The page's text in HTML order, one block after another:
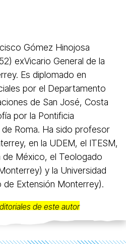
Gómez Hinojosa
exVicario General de la
Es diplomado en
por el Departamento
de San José, Costa
por la Pontificia
de Roma. Ha sido profesor
en la UDEM, el ITESM,
de México, el Teologado
y la Universidad
de Extensión Monterrey).
de este autor